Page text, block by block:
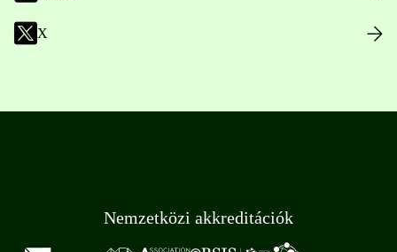
X
Nemzetközi akkreditációk